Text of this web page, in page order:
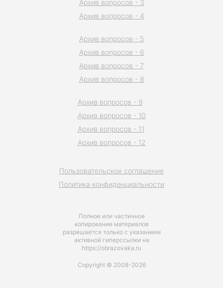
Полное или частичное
копирование материалов
разрешается только с указанием
активной гиперссылки на
https://obrazovaka.ru
Пользовательское соглашение
Политика конфиденциальности
Архив вопросов - 3
Архив вопросов - 4
Архив вопросов - 5
Архив вопросов - 6
Архив вопросов - 7
Архив вопросов - 8
Архив вопросов - 9
Архив вопросов - 10
Архив вопросов - 11
Архив вопросов - 12
Copyright © 2008-2026